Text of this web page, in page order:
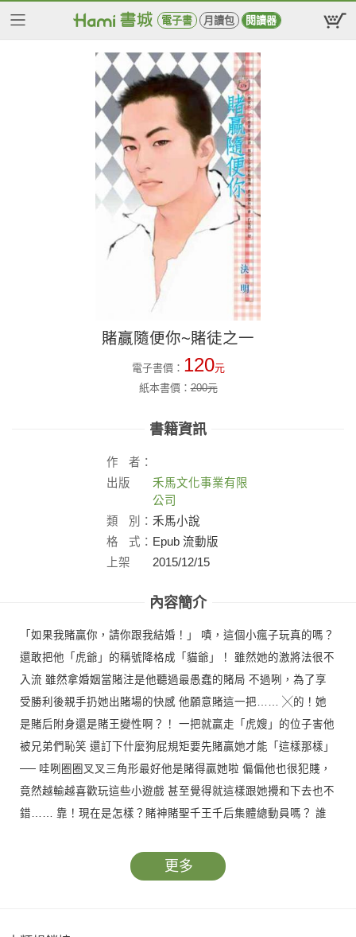
電子書 月讀包 閱讀器
賭贏隨便你~賭徒之一
電子書價： 120元
紙本書價：200元
書籍資訊
作
者：
出版
禾馬文化事業有限
公司
類
別： 禾馬小說
格
式： Epub 流動版
上架
2015/12/15
內容簡介
「如果我賭贏你，請你跟我結婚！」 嘖，這個小瘋子玩真的嗎？
還敢把他「虎爺」的稱號降格成「貓爺」！ 雖然她的激將法很不
入流 雖然拿婚姻當賭注是他聽過最愚蠢的賭局 不過咧，為了享
受勝利後親手扔她出賭場的快感 他願意賭這一把…… ╳的！她
是賭后附身還是賭王變性啊？！ 一把就贏走「虎嫂」的位子害他
被兄弟們恥笑 還訂下什麼狗屁規矩要先賭贏她才能「這樣那樣」
── 哇咧圈圈叉叉三角形最好他是賭得贏她啦 偏偏他也很犯賤，
竟然越輸越喜歡玩這些小遊戲 甚至覺得就這樣跟她攪和下去也不
錯…… 靠！現在是怎樣？賭神賭聖千王千后集體總動員嗎？ 誰
更多